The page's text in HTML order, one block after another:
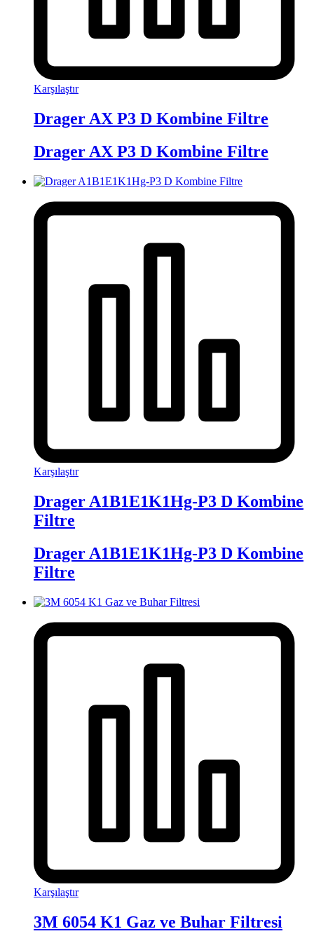
Karşılaştır
Drager AX P3 D Kombine Filtre
Drager AX P3 D Kombine Filtre
Karşılaştır
Drager A1B1E1K1Hg-P3 D Kombine
Filtre
Drager A1B1E1K1Hg-P3 D Kombine
Filtre
Karşılaştır
3M 6054 K1 Gaz ve Buhar Filtresi